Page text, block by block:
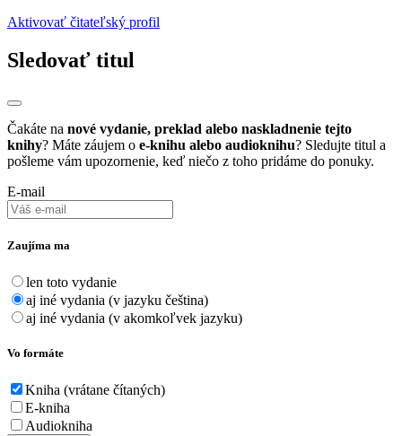
Aktivovať čitateľský profil
Sledovať titul
Čakáte na nové vydanie, preklad alebo naskladnenie tejto
knihy? Máte záujem o e-knihu alebo audioknihu? Sledujte titul a
pošleme vám upozornenie, keď niečo z toho pridáme do ponuky.
E-mail
Zaujíma ma
len toto vydanie
aj iné vydania (v jazyku čeština)
aj iné vydania (v akomkoľvek jazyku)
Vo formáte
Kniha (vrátane čítaných)
E-kniha
Audiokniha